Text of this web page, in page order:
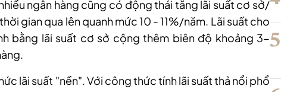
ngân hàng cũng có động thái tăng lãi suất cơ sở/
gian qua lên quanh mức 10 - 11%/năm. Lãi suất cho
bằng lãi suất cơ sở cộng thêm biên độ khoảng 3-
lãi suất "nền". Với công thức tính lãi suất thả nổi phổ
5